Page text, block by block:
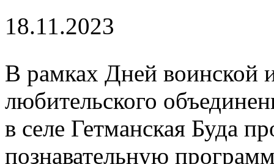
18.11.2023
В рамках Дней воинской
любительского
в селе Гетманская Буда
познавательную